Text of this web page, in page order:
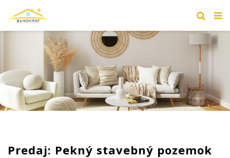
Predaj: Pekný stavebný pozemok